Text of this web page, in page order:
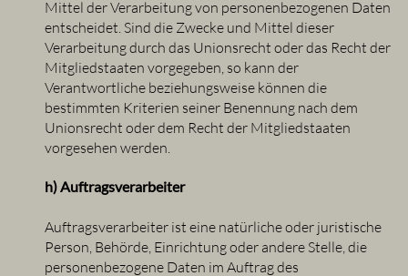
Mittel der Verarbeitung von personenbezogenen Daten
entscheidet. Sind die Zwecke und Mittel dieser
Verarbeitung durch das Unionsrecht oder das Recht der
Mitgliedstaaten vorgegeben, so kann der
Verantwortliche beziehungsweise können die
bestimmten Kriterien seiner Benennung nach dem
Unionsrecht oder dem Recht der Mitgliedstaaten
vorgesehen werden.
h) Auftragsverarbeiter
Auftragsverarbeiter ist eine natürliche oder juristische
Person, Behörde, Einrichtung oder andere Stelle, die
personenbezogene Daten im Auftrag des